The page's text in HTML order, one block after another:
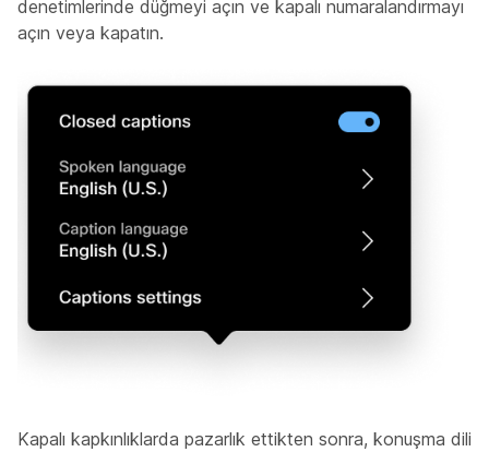
denetimlerinde düğmeyi açın ve kapalı numaralandırmayı
açın veya kapatın.
Kapalı kapkınlıklarda pazarlık ettikten sonra, konuşma dili